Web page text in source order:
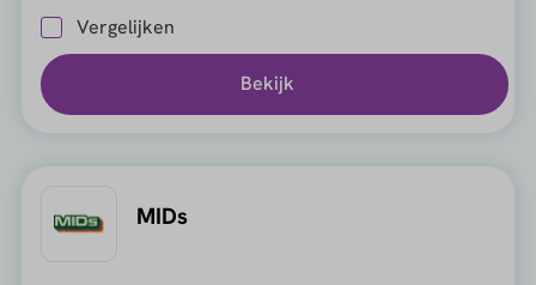
Vergelijken
Bekijk
MIDs